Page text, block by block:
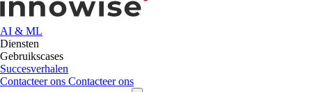
AI & ML
Diensten
Gebruikscases
Succesverhalen
Contacteer ons Contacteer ons